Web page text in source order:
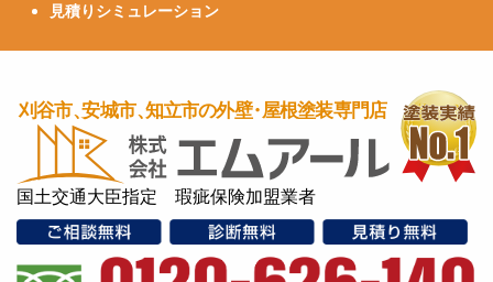
見積りシミュレーション
国土交通大臣指定 瑕疵保険加盟業者